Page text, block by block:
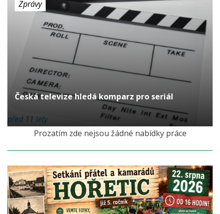
Zprávy
Česká televize hledá komparz pro seriál
před 11 lety
Prozatím zde nejsou žádné nabídky práce